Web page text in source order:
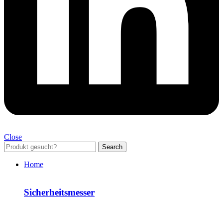
Close
Search
Home
Sicherheitsmesser